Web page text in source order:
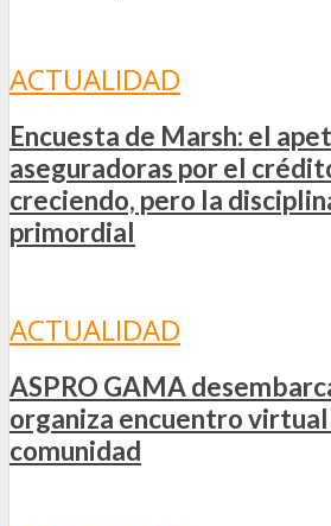
ACTUALIDAD
Encuesta de Marsh: el
aseguradoras por el
creciendo, pero la
primordial
ACTUALIDAD
ASPRO GAMA
organiza encuentro virtual
comunidad